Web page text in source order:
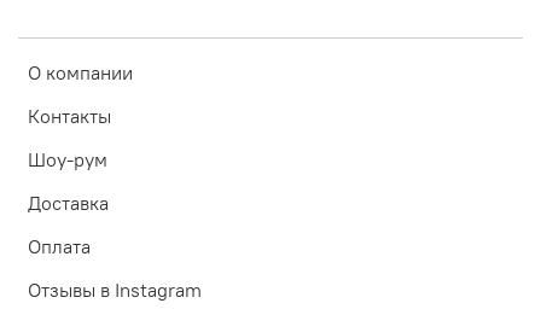
О компании
Контакты
Шоу-рум
Доставка
Оплата
Отзывы в Instagram